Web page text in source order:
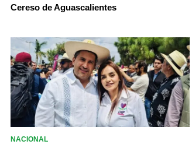
Cereso de Aguascalientes
NACIONAL